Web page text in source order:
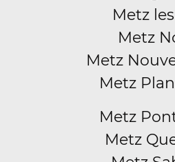
Metz
Metz
Metz
Metz
Metz
Metz